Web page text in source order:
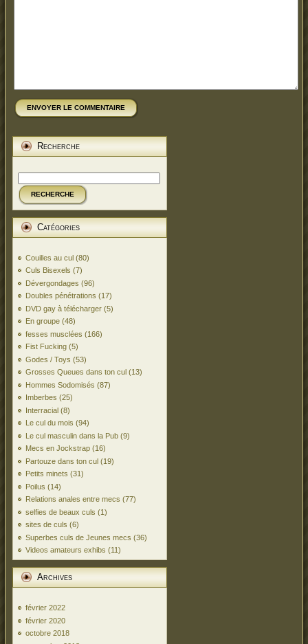
ENVOYER LE COMMENTAIRE
Recherche
RECHERCHE
Catégories
Couilles au cul (80)
Culs Bisexels (7)
Dévergondages (96)
Doubles pénétrations (17)
DVD gay à télécharger (5)
En groupe (48)
fesses musclées (166)
Fist Fucking (5)
Godes / Toys (53)
Grosses Queues dans ton cul (13)
Hommes Sodomisés (87)
Imberbes (25)
Interracial (8)
Le cul du mois (94)
Le cul masculin dans la Pub (9)
Mecs en Jockstrap (16)
Partouze dans ton cul (19)
Petits minets (31)
Poilus (14)
Relations anales entre mecs (77)
selfies de beaux culs (1)
sites de culs (6)
Superbes culs de Jeunes mecs (36)
Videos amateurs exhibs (11)
Archives
février 2022
février 2020
octobre 2018